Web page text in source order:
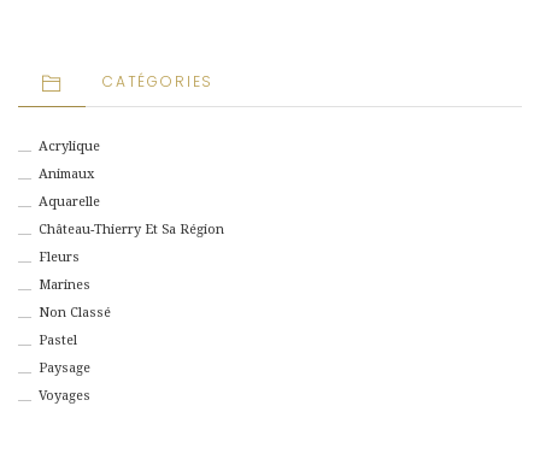
CATÉGORIES
Acrylique
Animaux
Aquarelle
Château-Thierry Et Sa Région
Fleurs
Marines
Non Classé
Pastel
Paysage
Voyages